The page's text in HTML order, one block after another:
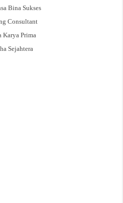
Bina Sukses
Consultant
Karya Prima
Sejahtera